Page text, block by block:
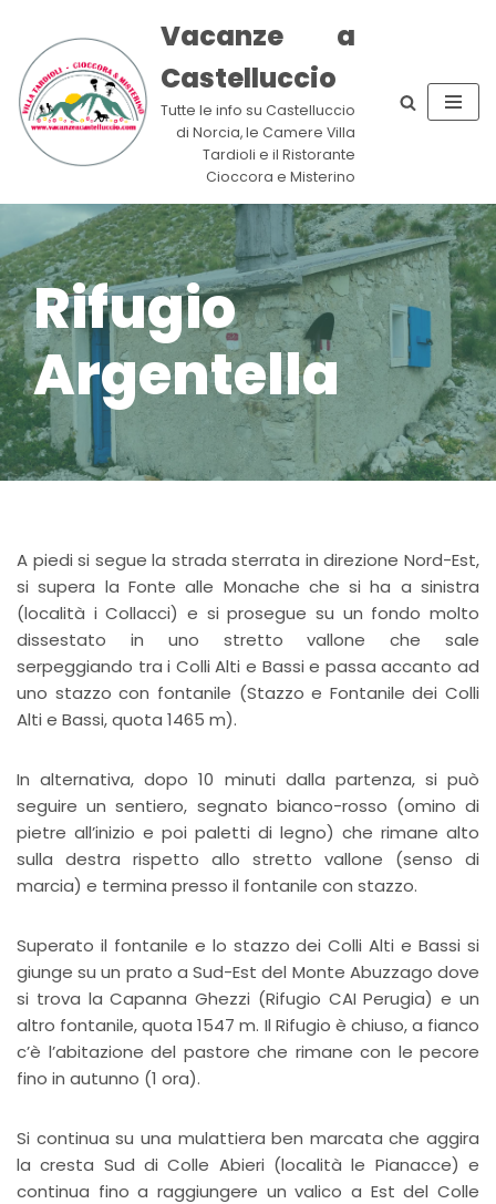
Vai
al
contenuto
Vacanze a
Castelluccio
Tutte le info su Castelluccio
di Norcia, le Camere Villa
Tardioli e il Ristorante
Cioccora e Misterino
Rifugio
Argentella
A piedi si segue la strada sterrata in direzione Nord-Est,
si supera la Fonte alle Monache che si ha a sinistra
(località i Collacci) e si prosegue su un fondo molto
dissestato in uno stretto vallone che sale
serpeggiando tra i Colli Alti e Bassi e passa accanto ad
uno stazzo con fontanile (Stazzo e Fontanile dei Colli
Alti e Bassi, quota 1465 m).
In alternativa, dopo 10 minuti dalla partenza, si può
seguire un sentiero, segnato bianco-rosso (omino di
pietre all’inizio e poi paletti di legno) che rimane alto
sulla destra rispetto allo stretto vallone (senso di
marcia) e termina presso il fontanile con stazzo.
Superato il fontanile e lo stazzo dei Colli Alti e Bassi si
giunge su un prato a Sud-Est del Monte Abuzzago dove
si trova la Capanna Ghezzi (Rifugio CAI Perugia) e un
altro fontanile, quota 1547 m. Il Rifugio è chiuso, a fianco
c’è l’abitazione del pastore che rimane con le pecore
fino in autunno (1 ora).
Si continua su una mulattiera ben marcata che aggira
la cresta Sud di Colle Abieri (località le Pianacce) e
continua fino a raggiungere un valico a Est del Colle